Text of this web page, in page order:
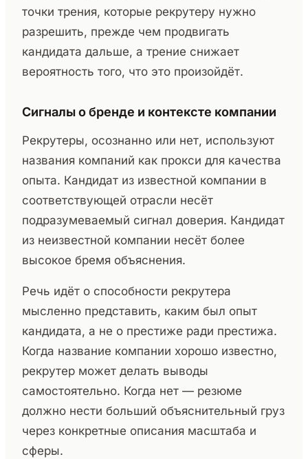
точки трения, которые рекрутеру нужно
разрешить, прежде чем продвигать
кандидата дальше, а трение снижает
вероятность того, что это произойдёт.
Сигналы о бренде и контексте компании
Рекрутеры, осознанно или нет, используют
названия компаний как прокси для качества
опыта. Кандидат из известной компании в
соответствующей отрасли несёт
подразумеваемый сигнал доверия. Кандидат
из неизвестной компании несёт более
высокое бремя объяснения.
Речь идёт о способности рекрутера
мысленно представить, каким был опыт
кандидата, а не о престиже ради престижа.
Когда название компании хорошо известно,
рекрутер может делать выводы
самостоятельно. Когда нет — резюме
должно нести больший объяснительный груз
через конкретные описания масштаба и
сферы.